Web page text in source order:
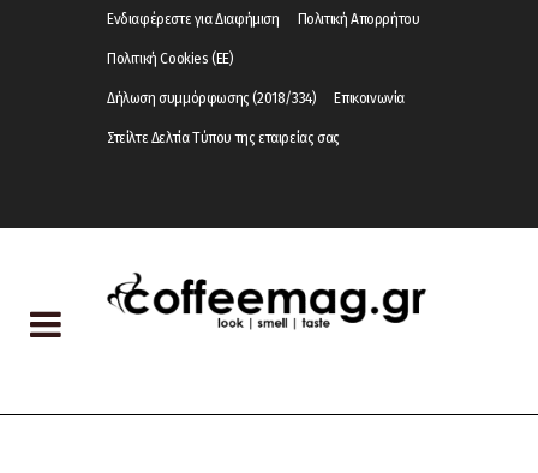
Ενδιαφέρεστε για Διαφήμιση Πολιτική Απορρήτου
Πολιτική Cookies (ΕΕ)
Δήλωση συμμόρφωσης (2018/334) Επικοινωνία
Στείλτε Δελτία Τύπου της εταιρείας σας